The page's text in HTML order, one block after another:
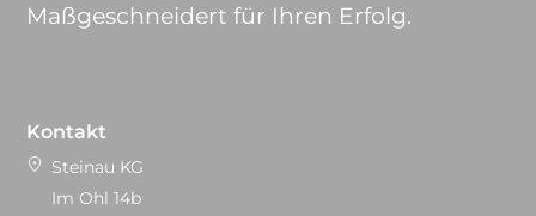
Maßgeschneidert für Ihren Erfolg.
Kontakt
Steinau KG
Im Ohl 14b